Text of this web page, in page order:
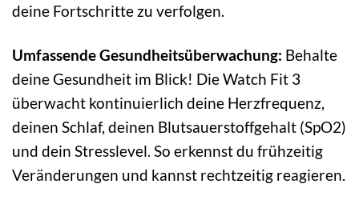
deine Fortschritte zu verfolgen.
Umfassende Gesundheitsüberwachung: Behalte
deine Gesundheit im Blick! Die Watch Fit 3
überwacht kontinuierlich deine Herzfrequenz,
deinen Schlaf, deinen Blutsauerstoffgehalt (SpO2)
und dein Stresslevel. So erkennst du frühzeitig
Veränderungen und kannst rechtzeitig reagieren.